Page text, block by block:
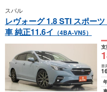
スバル
レヴォーグ 1.8 STI スポー
車 純正11.6イ （4BA-VN5）
車